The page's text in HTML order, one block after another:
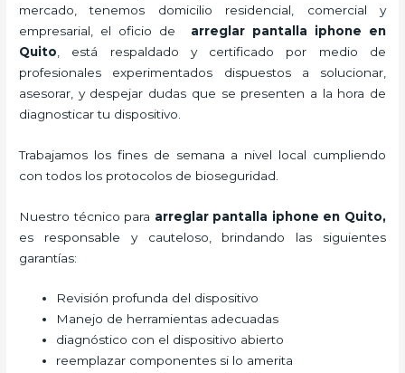
mercado, tenemos domicilio residencial, comercial y
empresarial, el oficio de arreglar pantalla iphone en
Quito , está respaldado y certificado por medio de
profesionales experimentados dispuestos a solucionar,
asesorar, y despejar dudas que se presenten a la hora de
diagnosticar tu dispositivo.
Trabajamos los fines de semana a nivel local cumpliendo
con todos los protocolos de bioseguridad.
Nuestro técnico para arreglar pantalla iphone en Quito,
es responsable y cauteloso, brindando las siguientes
garantías:
Revisión profunda del dispositivo
Manejo de herramientas adecuadas
diagnóstico con el dispositivo abierto
reemplazar componentes si lo amerita